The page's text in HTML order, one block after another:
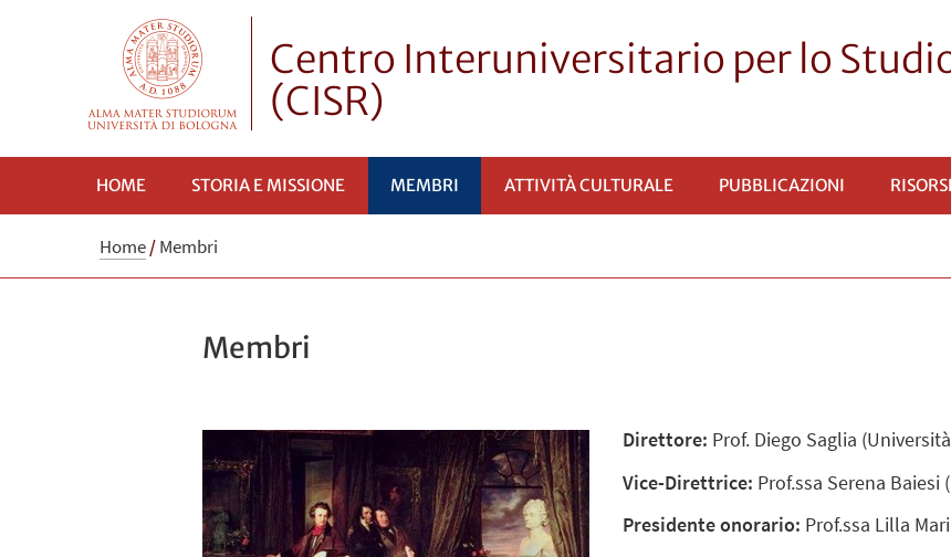
Centro Interuniversitario per lo
(CISR)
HOME STORIA E MISSIONE MEMBRI ATTIVITÀ CULTURALE PUBBLICAZIONI
Home/Membri
Membri
Direttore: Prof. Diego Saglia
Vice-Direttrice: Prof.ssa Serena
Presidente onorario: Prof.ssa Lilla